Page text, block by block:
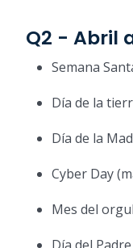
Q2 - Abril
Semana
Día de la
Día de la
Cyber Day
Mes del